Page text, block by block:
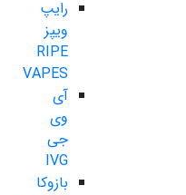
رایپ
ویپز
RIPE
VAPES
آی
وی
جی
IVG
بازوکا